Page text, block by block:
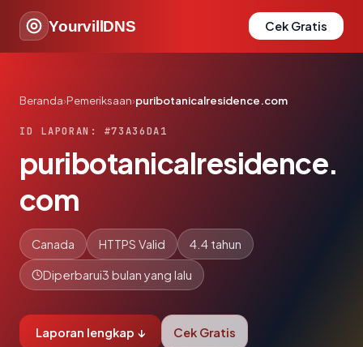
YourvillDNS Cek Gratis
Beranda›Pemeriksaan›puribotanicalresidence.com
ID LAPORAN: #73A36DA1
puribotanicalresidence.
com
Canada HTTPS Valid 4.4 tahun
Diperbarui3 bulan yang lalu
Laporan lengkap ↓ Cek Gratis